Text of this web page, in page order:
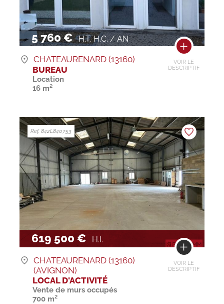
5 760 € H.T. H.C. / AN
VOIR LE
DESCRIPTIF
CHATEAURENARD (13160)
BUREAU
Location
16 m²
619 500 € H.I.
VOIR LE
DESCRIPTIF
Ref. 842L840753
CHATEAURENARD (13160)
(AVIGNON)
LOCAL D'ACTIVITÉ
Vente de murs occupés
700 m²